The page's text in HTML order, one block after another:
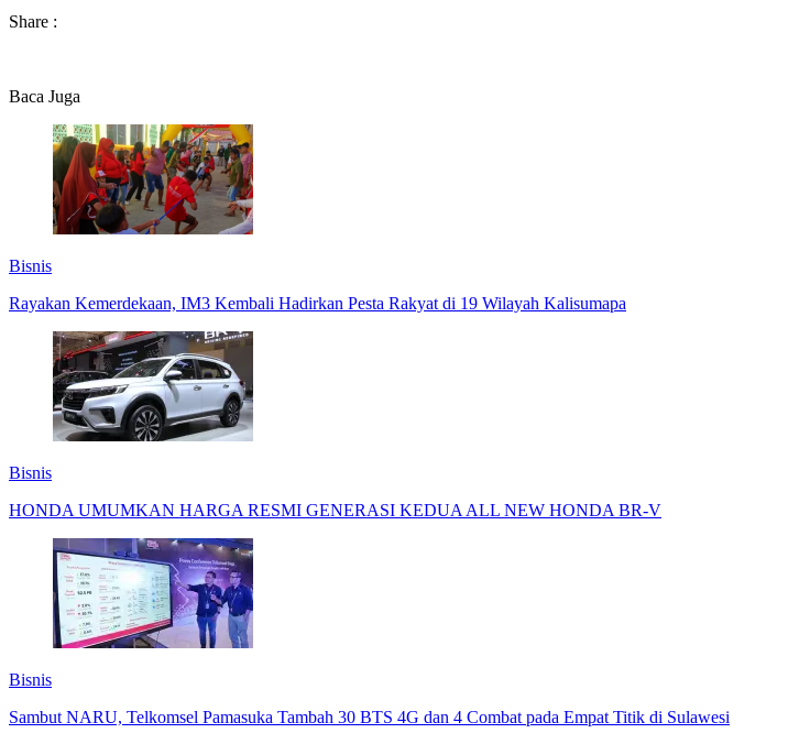
Share :
Baca Juga
Bisnis
Rayakan Kemerdekaan, IM3 Kembali Hadirkan Pesta Rakyat di 19 Wilayah Kalisumapa
Bisnis
HONDA UMUMKAN HARGA RESMI GENERASI KEDUA ALL NEW HONDA BR-V
Bisnis
Sambut NARU, Telkomsel Pamasuka Tambah 30 BTS 4G dan 4 Combat pada Empat Titik di Sulawesi